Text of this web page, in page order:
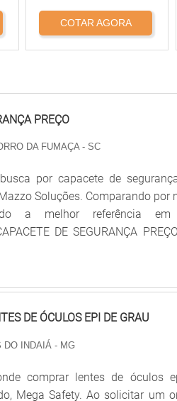
COTAR AGORA
PREÇO
DA FUMAÇA - SC
por capacete de
Soluções. Comparando por
a melhor referência em
DE SEGURANÇA
em uma empresa responsável,
trabalha com lâmpada led
DE ÓCULOS EPI DE GRAU
DO INDAIÁ - MG
comprar lentes de óculos
Mega Safety. Ao solicitar um